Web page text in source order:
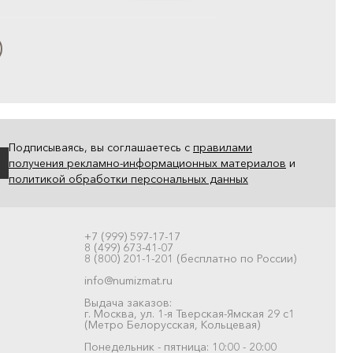
Подписываясь, вы соглашаетесь с правилами
получения рекламно-информационных материалов и
политикой обработки персональных данных
+7 (999) 597-17-17
8 (499) 673-41-07
8 (800) 201-1-201 (бесплатно по России)
info@numizmat.ru
Выдача заказов:
г. Москва, ул. 1-я Тверская-Ямская 29 с1
(Метро Белорусская, Кольцевая)
Понедельник - пятница: 10:00 - 20:00